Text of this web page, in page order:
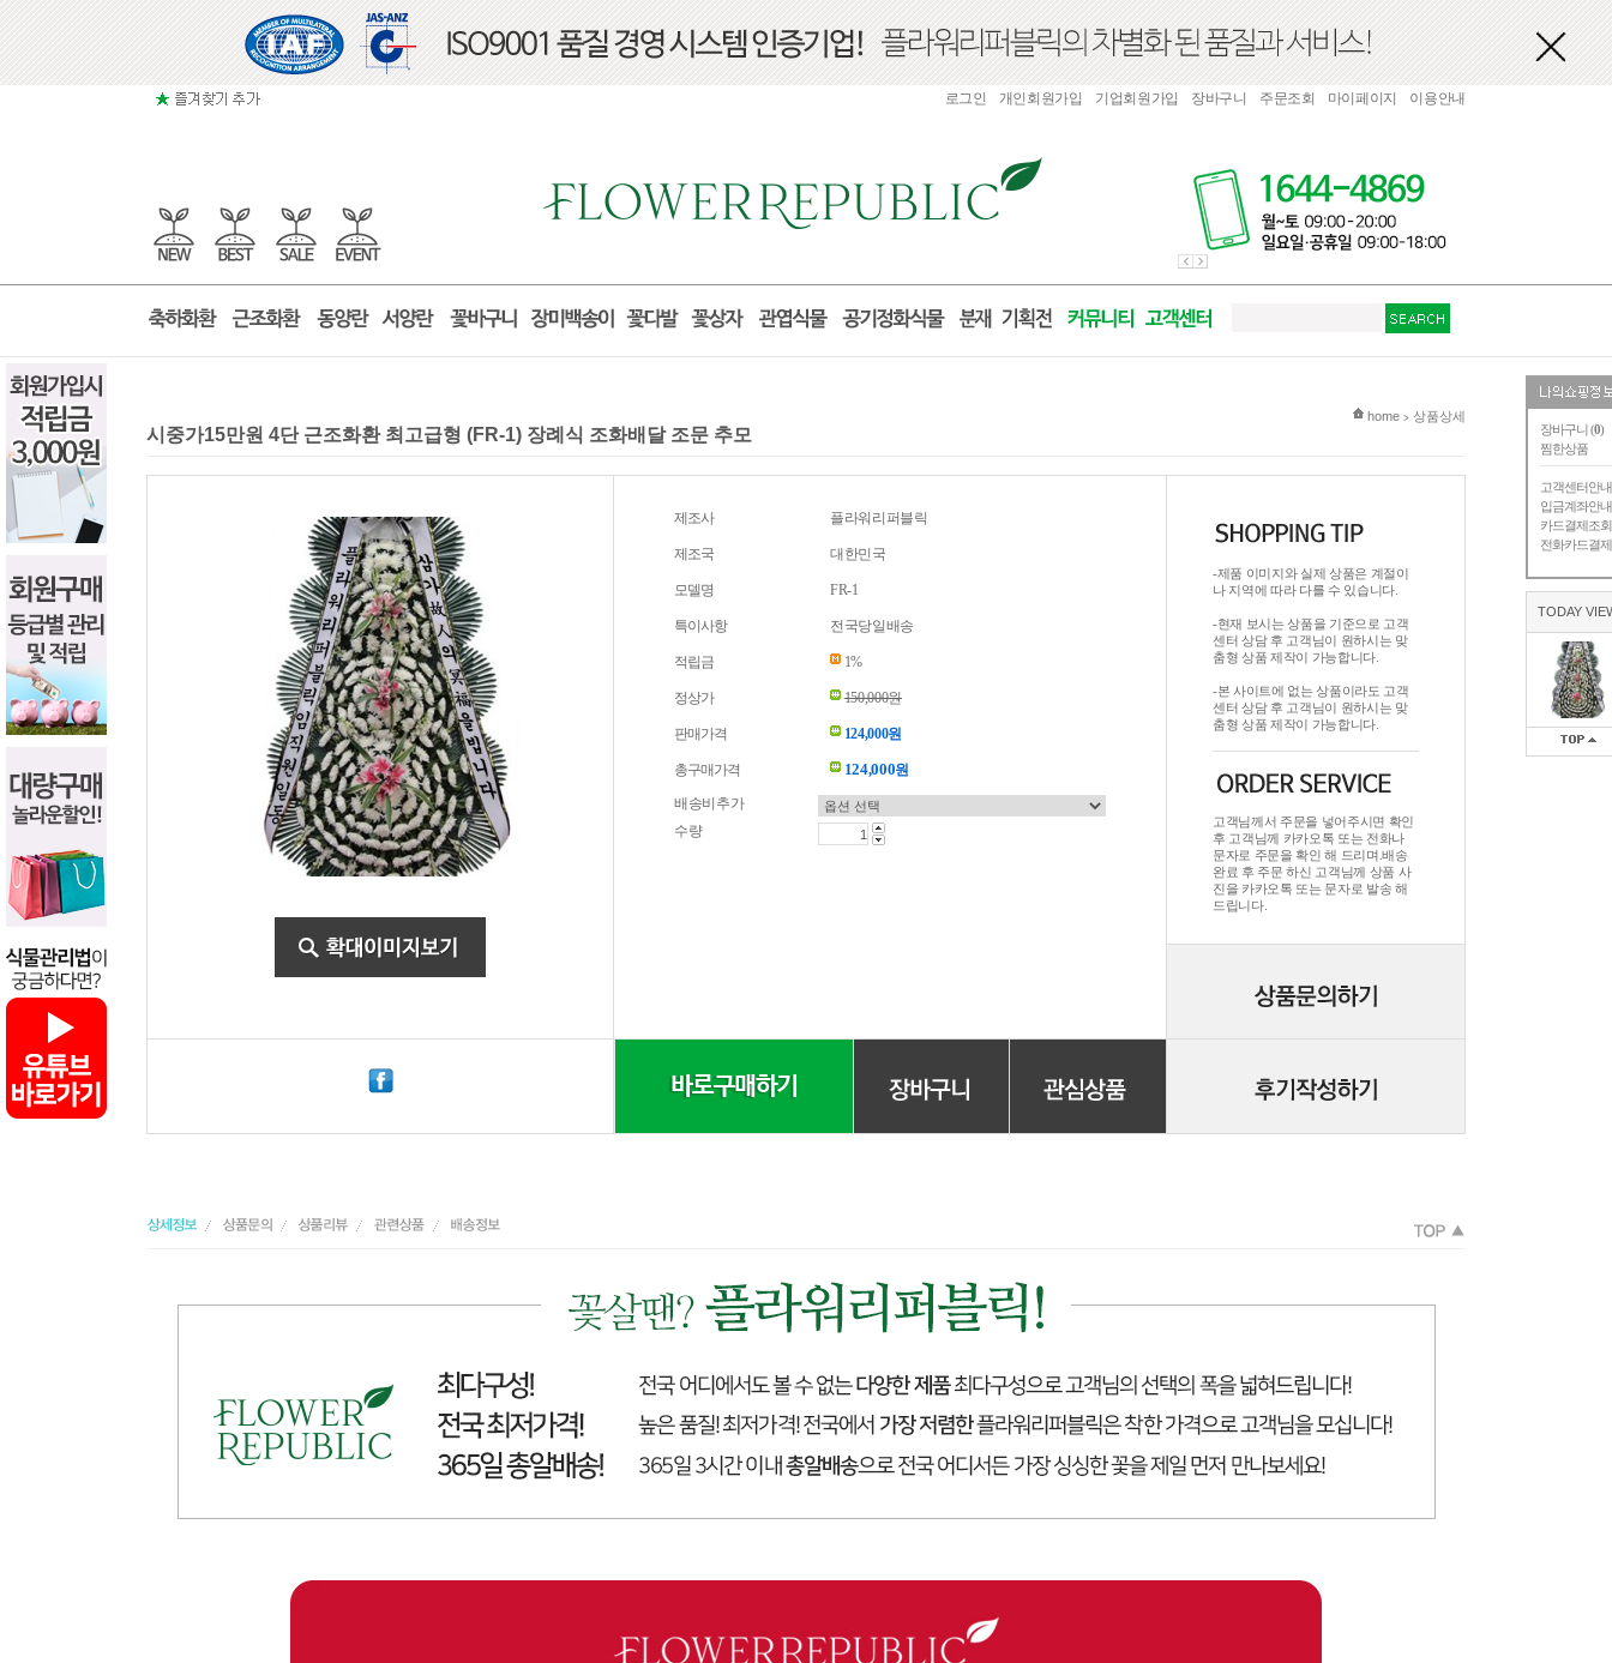
장바구니 (0)
찜한상품
고객센터안내
입금계좌안내
카드결제조회
전화카드결제
TODAY
로그인 개인회원가입 기업회원가입 장바구니 주문조회 마이페이지 이용안내
현재 위치
home > 상품상세
시중가15만원 4단 근조화환 최고급형 (FR-1) 장례식 조화배달 조문 추모
제조사 플라워리퍼블릭
제조국 대한민국
모델명 FR-1
특이사항 전국당일배송
적립금 1%
정상가 150,000원
판매가격 124,000원
총구매가격 124,000원
배송비추가
수량
-제품 이미지와 실제 상품은 계절이
나 지역에 따라 다를 수 있습니다.
-현재 보시는 상품을 기준으로 고객
센터 상담 후 고객님이 원하시는 맞
춤형 상품 제작이 가능합니다.
-본 사이트에 없는 상품이라도 고객
센터 상담 후 고객님이 원하시는 맞
춤형 상품 제작이 가능합니다.
고객님께서 주문을 넣어주시면 확인
후 고객님께 카카오톡 또는 전화나
문자로 주문을 확인 해 드리며.배송
완료 후 주문 하신 고객님께 상품 사
진을 카카오톡 또는 문자로 발송 해
드립니다.